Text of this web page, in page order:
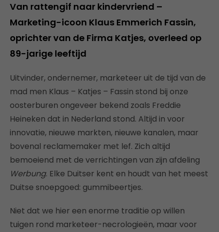
Van rattengif naar kindervriend –
Marketing-icoon Klaus Emmerich Fassin,
oprichter van de Firma Katjes, overleed op
89-jarige leeftijd
Uitvinder, ondernemer, marketeer uit de tijd van de
mad men Klaus – Katjes – Fassin stond bij onze
oosterburen ongeveer bekend zoals Freddie
Heineken dat in Nederland stond. Altijd in voor
innovatie, nieuwe markten, nieuwe kanalen, maar
bovenal reclamemaker met lef. Zich altijd
bemoeiend met de verrichtingen van zijn afdeling
Werbung. Elke Duitser kent en houdt van het meest
Duitse snoepgoed: gummibeertjes.
Niet dat we hier een enorme traditie op willen
tuigen rond marketeer-necrologieën, maar voor